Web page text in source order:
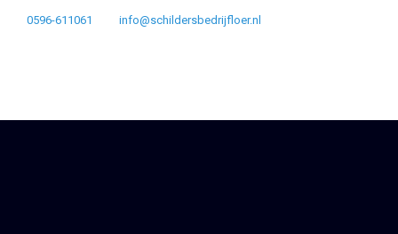
0596-611061 info@schildersbedrijfloer.nl